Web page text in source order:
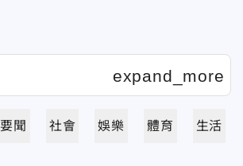
要聞 社會 娛樂 體育 生活